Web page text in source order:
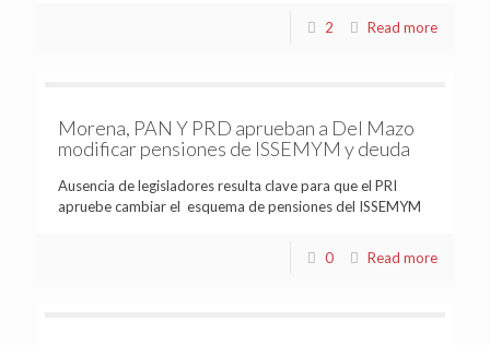
2 Read more
Morena, PAN Y PRD aprueban a Del Mazo
modificar pensiones de ISSEMYM y deuda
Ausencia de legisladores resulta clave para que el PRI
apruebe cambiar el esquema de pensiones del ISSEMYM
0 Read more